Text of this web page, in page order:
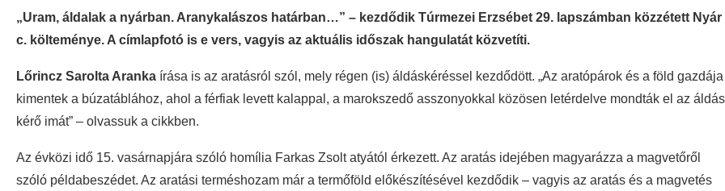
„Uram, áldalak a nyárban. Aranykalászos határban…” – kezdődik Túrmezei Erzsébet 29. lapszámban közzétett Nyár
c. költeménye. A címlapfotó is e vers, vagyis az aktuális időszak hangulatát közvetíti.
Lőrincz Sarolta Aranka írása is az aratásról szól, mely régen (is) áldáskéréssel kezdődött. „Az aratópárok és a föld gazdája
kimentek a búzatáblához, ahol a férfiak levett kalappal, a marokszedő asszonyokkal közösen letérdelve mondták el az
kérő imát” – olvassuk a cikkben.
Az évközi idő 15. vasárnapjára szóló homília Farkas Zsolt atyától érkezett. Az aratás idejében magyarázza a magvetőről
szóló példabeszédet. Az aratási terméshozam már a termőföld előkészítésével kezdődik – vagyis az aratás és a magvetés